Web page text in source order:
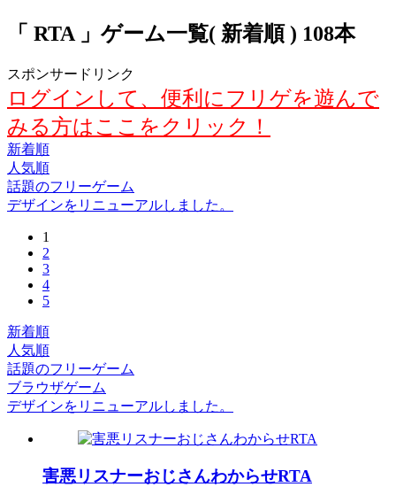
「 RTA 」ゲーム一覧( 新着順 ) 108本
スポンサードリンク
ログインして、便利にフリゲを遊んで
みる方はここをクリック！
新着順
人気順
話題のフリーゲーム
デザインをリニューアルしました。
1
2
3
4
5
新着順
人気順
話題のフリーゲーム
ブラウザゲーム
デザインをリニューアルしました。
害悪リスナーおじさんわからせRTA